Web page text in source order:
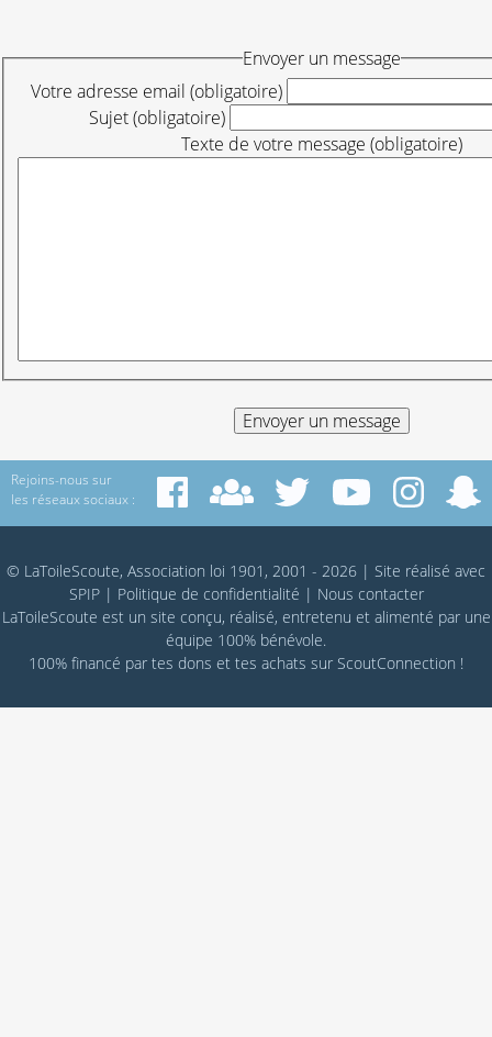
Envoyer un message
Votre adresse email (obligatoire)
Sujet (obligatoire)
Texte de votre message (obligatoire)
Rejoins-nous sur
les réseaux sociaux :
© LaToileScoute, Association loi 1901, 2001 - 2026 | Site réalisé avec
SPIP| Politique de confidentialité | Nous contacter
LaToileScoute est un site conçu, réalisé, entretenu et alimenté par une
équipe 100% bénévole.
100% financé par tes dons et tes achats sur ScoutConnection !